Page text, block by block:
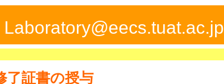
了証書の授与